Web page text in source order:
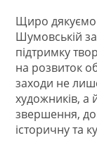
Щиро дякуємо
Шумовській за
підтримку
на розвиток
заходи не
художників, а
звершення,
історичну та